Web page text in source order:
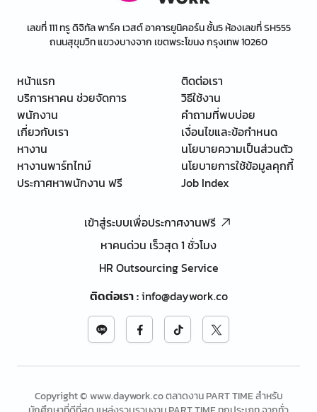
เลขที่ 111 ทรู ดิจิทัล พาร์ค เวสต์ อาคารยูนิคอร์น ชั้น5 ห้องเลขที่ SH555
ถนนสุขุมวิท แขวงบางจาก เขตพระโขนง กรุงเทพ 10260
หน้าแรก
บริการหาคน ช่วยจัดการ
พนักงาน
เกี่ยวกับเรา
หางาน
หางานพาร์ทไทม์
ประกาศหาพนักงาน ฟรี
ติดต่อเรา
วิธีใช้งาน
คำถามที่พบบ่อย
เงื่อนไขและข้อกำหนด
นโยบายความเป็นส่วนตัว
นโยบายการใช้ข้อมูลคุกกี้
Job Index
เข้าสู่ระบบเพื่อประกาศงานฟรี
หาคนด่วน เร็วสุด 1 ชั่วโมง
HR Outsourcing Service
ติดต่อเรา:info@daywork.co
Copyright © www.daywork.co ตลาดงาน PART TIME สำหรับ